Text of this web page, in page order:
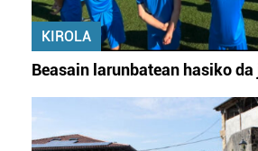
KIROLA
Beasain larunbatean hasiko